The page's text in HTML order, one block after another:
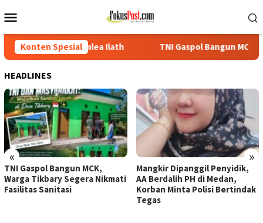
ke
Mobile
Konten Spesial
Ilath TNI Gaspol Bangun MCK, Warga Tikbary
HEADLINES
« »
TNI Gaspol Bangun MCK,
Warga Tikbary Segera Nikmati
Fasilitas Sanitasi
Mangkir Dipanggil Penyidik,
AA Berdalih PH di Medan,
Korban Minta Polisi Bertindak
Tegas